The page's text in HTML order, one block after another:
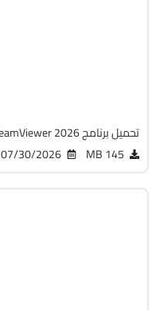
تحميل برنامج TeamViewer 2026 | التحكم فى الكومبيوتر عن بعد
145 MB
07/30/2026